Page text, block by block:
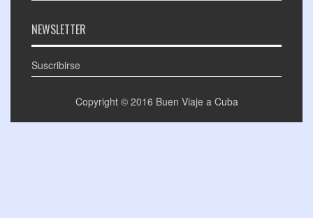
NEWSLETTER
Suscribirse
Copyright © 2016 Buen Viaje a Cuba